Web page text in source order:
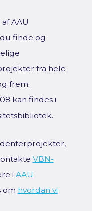
AAU
finde og
fra hele
frem.
kan findes i
VBN-
i AAU
om hvordan vi